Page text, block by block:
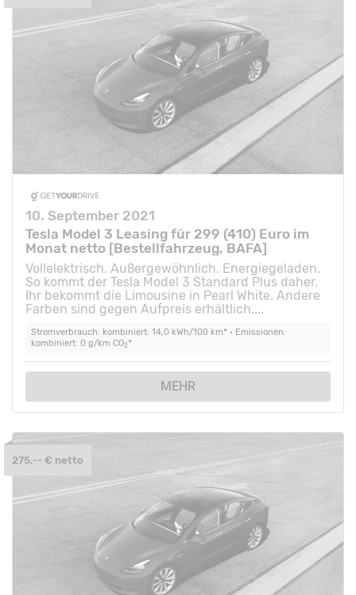
10. September 2021
Tesla Model 3 Leasing für 299 (410) Euro im
Monat netto [Bestellfahrzeug, BAFA]
Vollelektrisch. Außergewöhnlich. Energiegeladen.
So kommt der Tesla Model 3 Standard Plus daher.
Ihr bekommt die Limousine in Pearl White. Andere
Farben sind gegen Aufpreis erhältlich....
Stromverbrauch: kombiniert: 14,0 kWh/100 km* • Emissionen:
kombiniert: 0 g/km CO2*
MEHR
275,-- € netto